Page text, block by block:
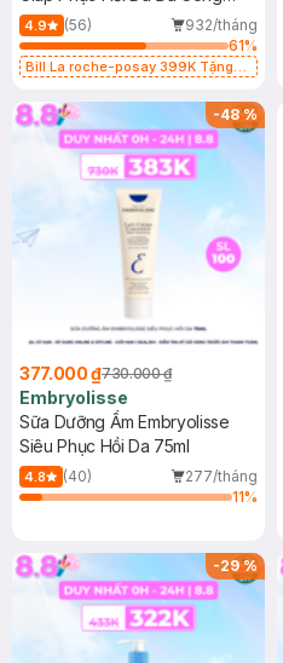
Dụng 40ml
4.9 (56)
932/tháng
61%
Bill La roche-posay 399K Tặng
(SL có hạn)
-48%
377.000 ₫730.000 ₫
Embryolisse
Sữa Dưỡng Ẩm Embryolisse
Siêu Phục Hồi Da 75ml
4.8 (40)
277/tháng
11%
-29%